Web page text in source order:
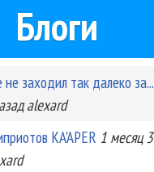
Блоги
заходил так далеко за...
alexard
KA'APER 1 месяц 3